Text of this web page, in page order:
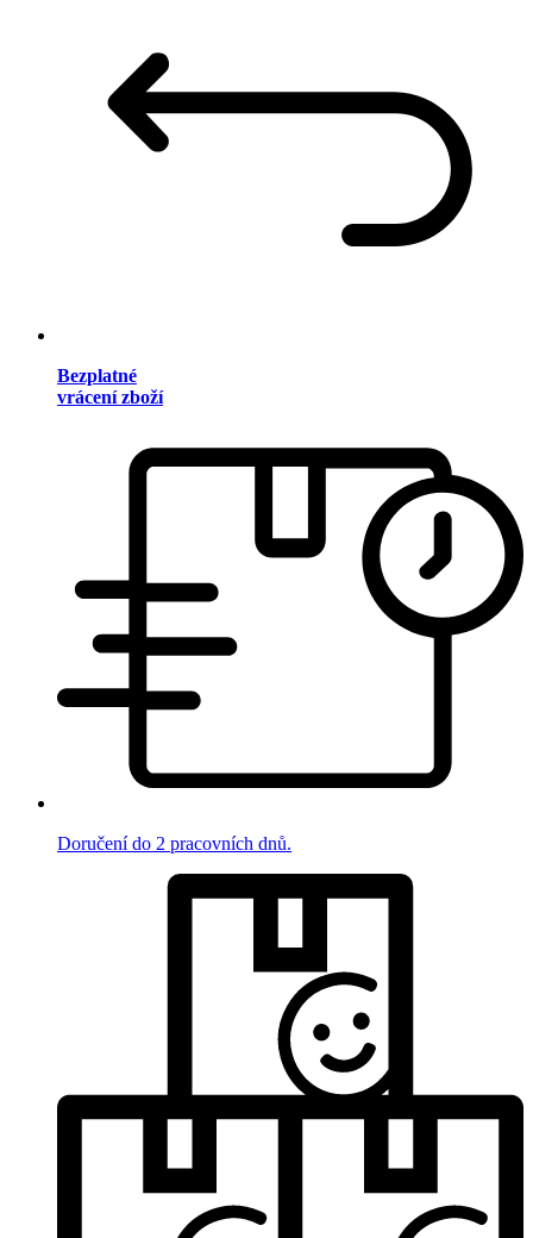
Bezplatné
vrácení zboží
Doručení do 2 pracovních dnů.